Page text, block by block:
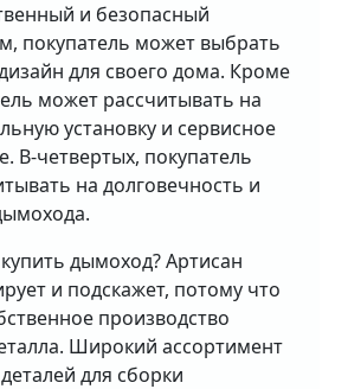
и безопасный
покупатель может выбрать
для своего дома. Кроме
может рассчитывать на
установку и сервисное
В-четвертых, покупатель
на долговечность и
дымоход? Артисан
и подскажет, потому что
производство
Широкий ассортимент
для сборки